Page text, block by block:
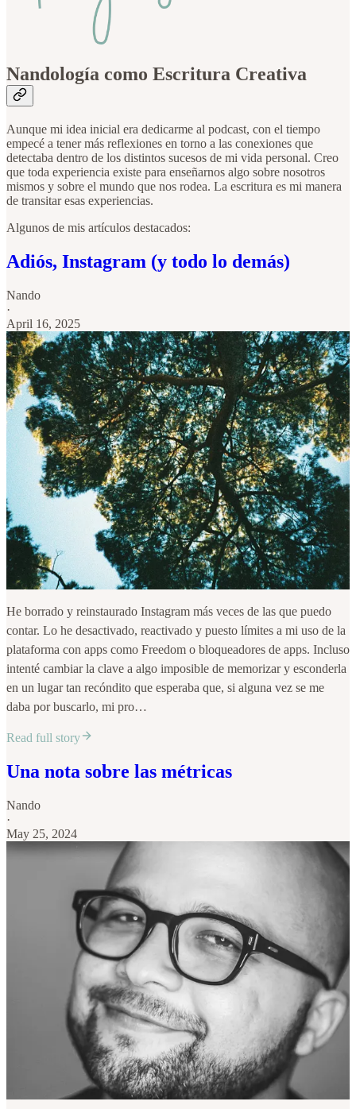
Nandología como Escritura Creativa
Aunque mi idea inicial era dedicarme al podcast, con el tiempo
empecé a tener más reflexiones en torno a las conexiones que
detectaba dentro de los distintos sucesos de mi vida personal. Creo
que toda experiencia existe para enseñarnos algo sobre nosotros
mismos y sobre el mundo que nos rodea. La escritura es mi manera
de transitar esas experiencias.
Algunos de mis artículos destacados:
Adiós, Instagram (y todo lo demás)
Nando
·
April 16, 2025
He borrado y reinstaurado Instagram más veces de las que puedo
contar. Lo he desactivado, reactivado y puesto límites a mi uso de la
plataforma con apps como Freedom o bloqueadores de apps. Incluso
intenté cambiar la clave a algo imposible de memorizar y esconderla
en un lugar tan recóndito que esperaba que, si alguna vez se me
daba por buscarlo, mi pro…
Read full story
Una nota sobre las métricas
Nando
·
May 25, 2024